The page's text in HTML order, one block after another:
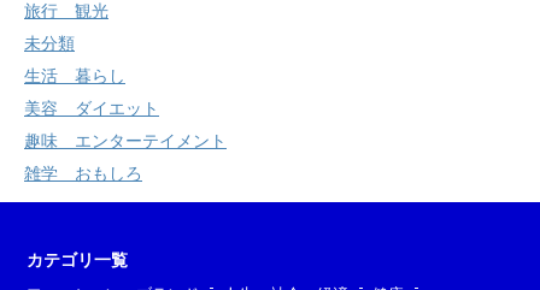
旅行 観光
未分類
生活 暮らし
美容 ダイエット
趣味 エンターテイメント
雑学 おもしろ
カテゴリ一覧